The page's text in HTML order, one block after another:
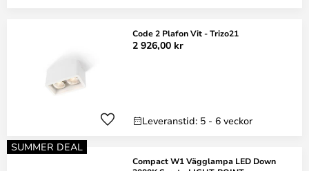
Code 2 Plafon Vit - Trizo21
2 926,00 kr
Leveranstid: 5 - 6 veckor
SUMMER DEAL
Compact W1 Vägglampa LED Down